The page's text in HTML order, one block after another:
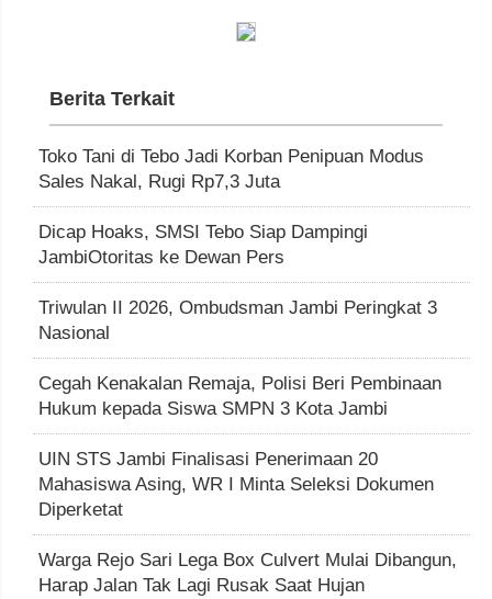
Berita Terkait
Toko Tani di Tebo Jadi Korban Penipuan Modus
Sales Nakal, Rugi Rp7,3 Juta
Dicap Hoaks, SMSI Tebo Siap Dampingi
JambiOtoritas ke Dewan Pers
Triwulan II 2026, Ombudsman Jambi Peringkat 3
Nasional
Cegah Kenakalan Remaja, Polisi Beri Pembinaan
Hukum kepada Siswa SMPN 3 Kota Jambi
UIN STS Jambi Finalisasi Penerimaan 20
Mahasiswa Asing, WR I Minta Seleksi Dokumen
Diperketat
Warga Rejo Sari Lega Box Culvert Mulai Dibangun,
Harap Jalan Tak Lagi Rusak Saat Hujan